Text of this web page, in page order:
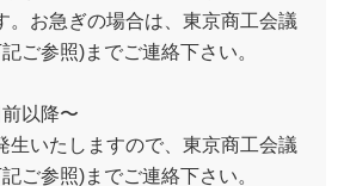
。お急ぎの場合は、東京商工会議
ご参照)までご連絡下さい。
以降〜
生いたしますので、東京商工会議
ご参照)までご連絡下さい。